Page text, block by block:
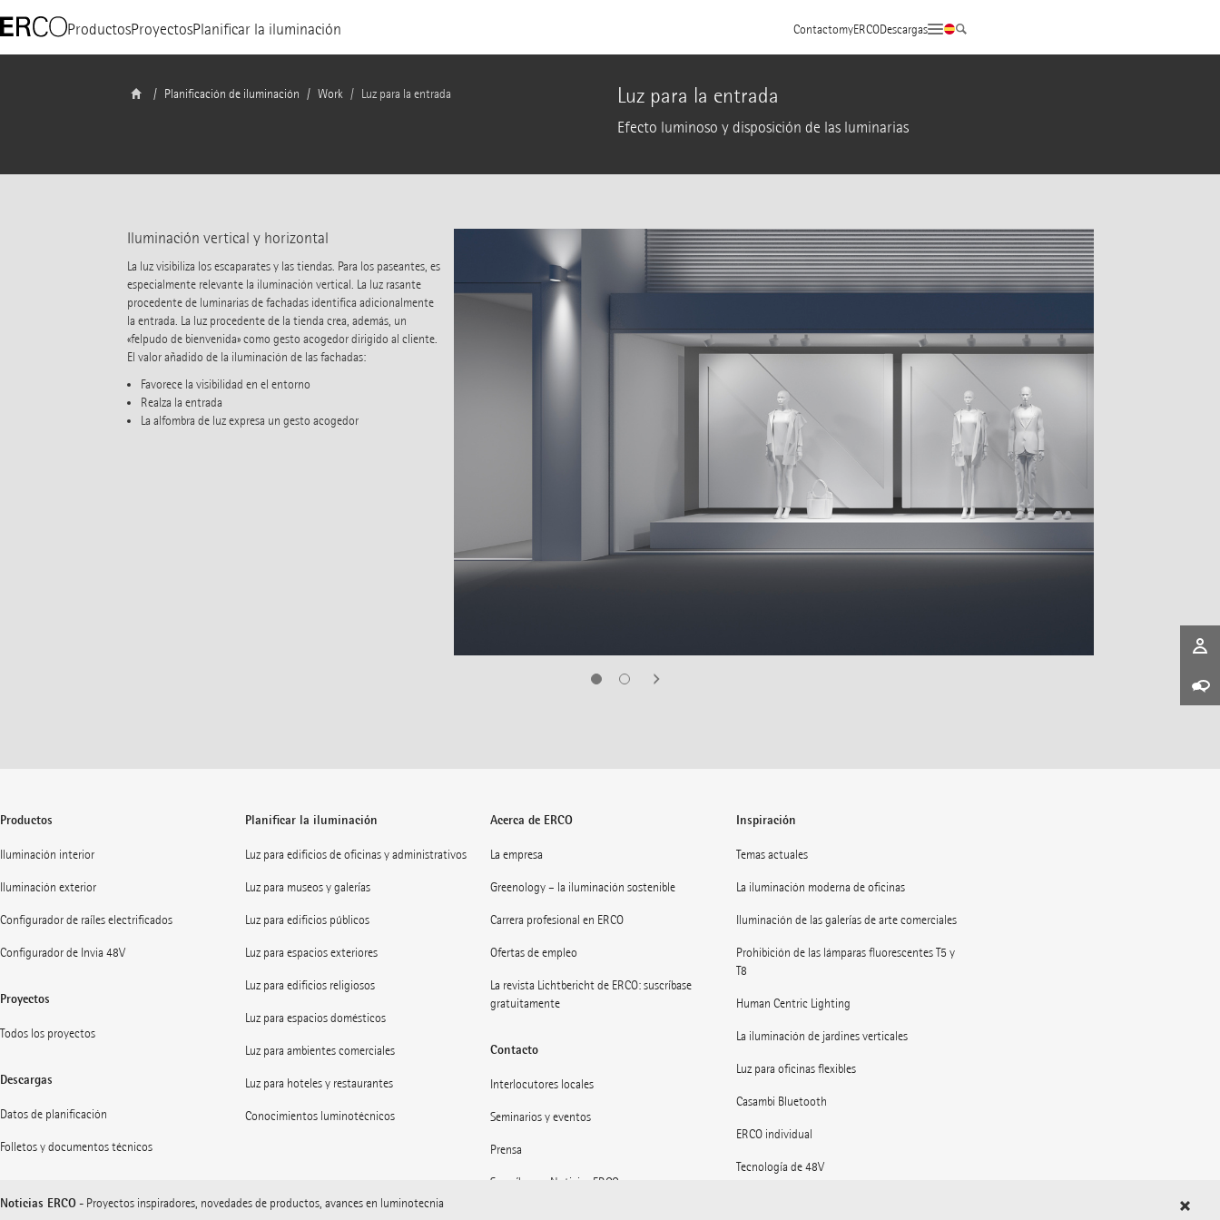
ProductosProyectosPlanificar la iluminación ContactomyERCODescargas
Planificación de iluminación Work Luz para la entrada Luz para la entrada
Efecto luminoso y disposición de las luminarias
Iluminación vertical y horizontal
La luz visibiliza los escaparates y las tiendas. Para los paseantes, es
especialmente relevante la iluminación vertical. La luz rasante
procedente de luminarias de fachadas identifica adicionalmente
la entrada. La luz procedente de la tienda crea, además, un
«felpudo de bienvenida» como gesto acogedor dirigido al cliente.
El valor añadido de la iluminación de las fachadas:
Favorece la visibilidad en el entorno
Realza la entrada
La alfombra de luz expresa un gesto acogedor
Productos
Iluminación interior
Iluminación exterior
Configurador de raíles electrificados
Configurador de Invia 48V
Proyectos
Todos los proyectos
Descargas
Datos de planificación
Folletos y documentos técnicos
Planificar la iluminación
Luz para edificios de oficinas y administrativos
Luz para museos y galerías
Luz para edificios públicos
Luz para espacios exteriores
Luz para edificios religiosos
Luz para espacios domésticos
Luz para ambientes comerciales
Luz para hoteles y restaurantes
Conocimientos luminotécnicos
Acerca de ERCO
La empresa
Greenology – la iluminación sostenible
Carrera profesional en ERCO
Ofertas de empleo
La revista Lichtbericht de ERCO: suscríbase
gratuitamente
Contacto
Interlocutores locales
Seminarios y eventos
Prensa
Suscríbase a Noticias ERCO
Inspiración
Temas actuales
La iluminación moderna de oficinas
Iluminación de las galerías de arte comerciales
Prohibición de las lámparas fluorescentes T5 y
T8
Human Centric Lighting
La iluminación de jardines verticales
Luz para oficinas flexibles
Casambi Bluetooth
ERCO individual
Tecnología de 48V
Noticias ERCO- Proyectos inspiradores, novedades de productos, avances en luminotecnia